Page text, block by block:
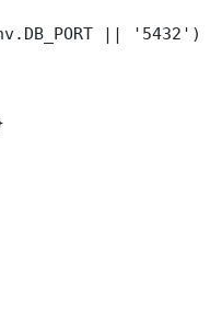
|| '5432')